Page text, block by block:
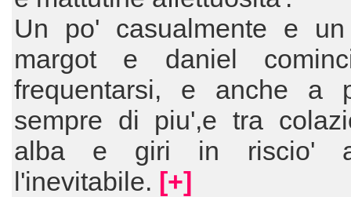
Un po' casualmente e
margot e daniel
frequentarsi, e anche a
sempre di piu',e tra
alba e giri in riscio'
l'inevitabile. [+]